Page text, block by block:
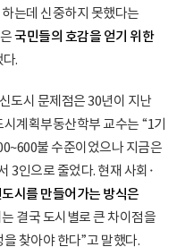
는데 신중하지 못했다는
은국민들의 호감을 얻기 위한
.
도시 문제점은 30년이 지난
계획부동산학부 교수는 “1기
불 수준이었으나 지금은
3인으로 줄었다. 현재 사회·
도시를 만들어가는 방식은
결국 도시별로 큰 차이점을
찾아야 한다”고 말했다.